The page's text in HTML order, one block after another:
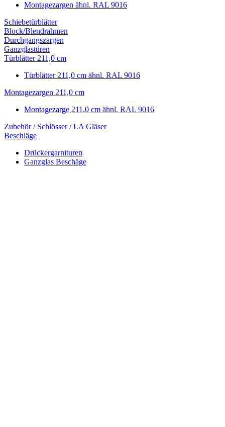
Montagezargen ähnl. RAL 9016
Schiebetürblätter
Block/Blendrahmen
Durchgangszargen
Ganzglastüren
Türblätter 211,0 cm
Türblätter 211,0 cm ähnl. RAL 9016
Montagezargen 211,0 cm
Montagezarge 211,0 cm ähnl. RAL 9016
Zubehör / Schlösser / LA Gläser
Beschläge
Drückergarnituren
Ganzglas Beschäge